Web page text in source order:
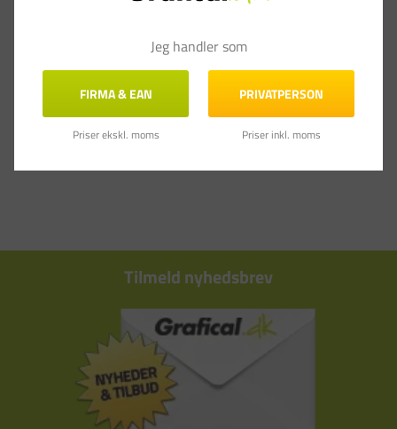
Tilmeld nyhedsbrev
Jeg handler som
FIRMA & EAN
Priser ekskl. moms
PRIVATPERSON
Priser inkl. moms